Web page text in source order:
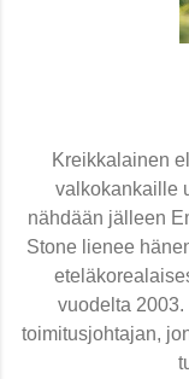
Kreikkalainen
valkokankaille
nähdään jälleen
Stone lienee
vuodelta
toimitusjohtajan,